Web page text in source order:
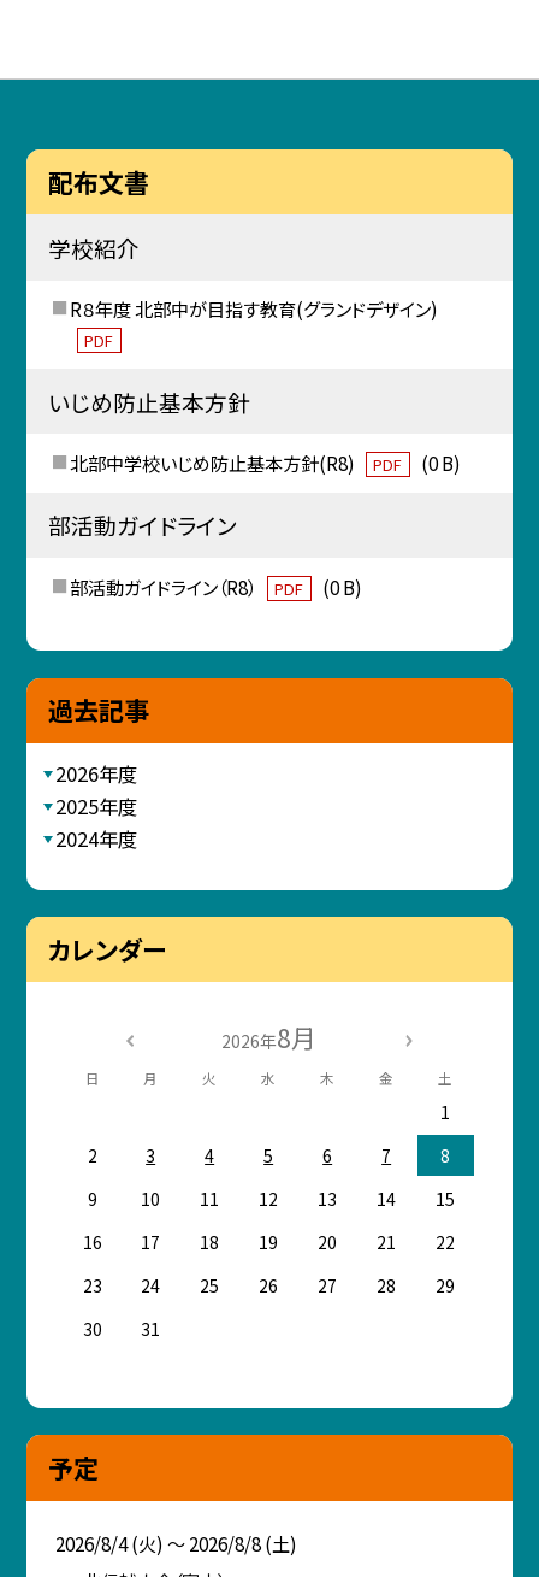
配布文書
学校紹介
R８年度 北部中が目指す教育(グランドデザイン)
PDF
いじめ防止基本方針
北部中学校いじめ防止基本方針(R8) PDF (0 B)
部活動ガイドライン
部活動ガイドライン（R8） PDF (0 B)
過去記事
2026年度
2025年度
2024年度
カレンダー
2026年8月
日 月 火 水 木 金 土
1
2
3 4 5 6 7
8
9
10 11 12 13 14
15
16
17 18 19 20 21
22
23
24 25 26 27 28
29
30
31
予定
2026/8/4 (火) ～ 2026/8/8 (土)